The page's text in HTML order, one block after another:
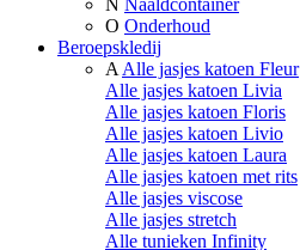
N Naaldcontainer
O Onderhoud
Beroepskledij
A Alle jasjes katoen Fleur
Alle jasjes katoen Livia
Alle jasjes katoen Floris
Alle jasjes katoen Livio
Alle jasjes katoen Laura
Alle jasjes katoen met rits
Alle jasjes viscose
Alle jasjes stretch
Alle tunieken Infinity